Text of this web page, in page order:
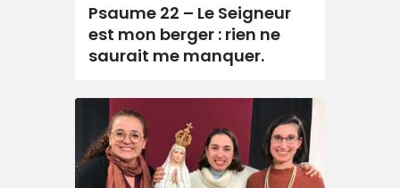
Psaume 22 – Le Seigneur
est mon berger : rien ne
saurait me manquer.